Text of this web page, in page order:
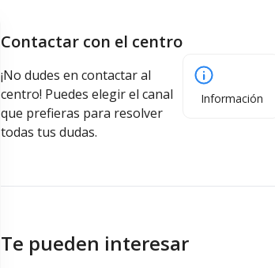
Contactar con el centro
¡No dudes en contactar al
centro! Puedes elegir el canal
que prefieras para resolver
todas tus dudas.
Información
Te pueden interesar